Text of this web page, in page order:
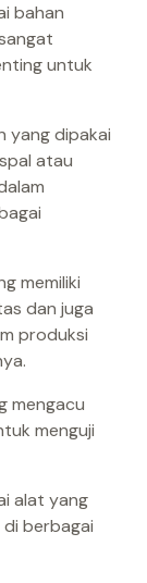
bahan
untuk
yang dipakai
atau
memiliki
dan juga
produksi
mengacu
menguji
alat yang
berbagai